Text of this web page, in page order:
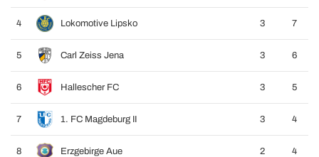
4 Lokomotive Lipsko 3 7
5 Carl Zeiss Jena 3 6
6 Hallescher FC 3 5
7 1. FC Magdeburg II 3 4
8 Erzgebirge Aue 2 4